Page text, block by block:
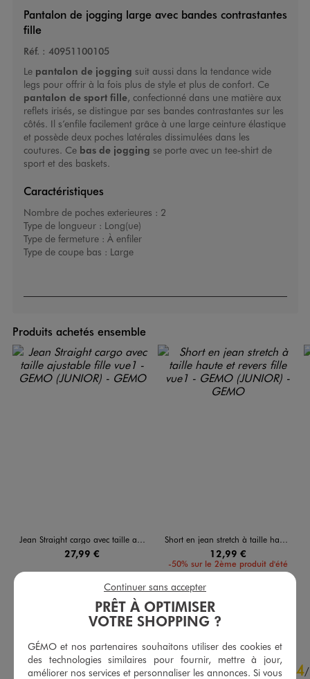
Pantalon de jogging large avec bandes contrastantes
fille
Réf. : 40951100105
Le pantalon de jogging suit aussi dans la tendance wide
legs pour offrir à la fois plus de style et plus de confort. Ce
pantalon de sport fille, confectionné dans une matière aux
reflets irisés, se distingue par ses bandes contrastantes sur les
côtés. Il s’enfile facilement grâce à une large ceinture élastique
et possède deux poches latérales dissimulées dans les
coutures. Ce bas de jogging se porte avec un tee-shirt de
sport et des baskets.
Caractéristiques
Nombre de poches exterieures : 2
Type de longueur : Long(ue)
Type de fermeture : À enfiler
Type de coupe bas : Large
Produits achetés ensemble
Jean Straight cargo avec taille ajustable fille
27,99 €
AJOUTERAU PANIER
Short en jean stretch à taille haute et revers fille
12,99 €
-50% sur le 2ème produit d'été
AJOUTER
4.4/5 4/
PRÊT À OPTIMISER
VOTRE SHOPPING ?
GÉMO et nos partenaires souhaitons utiliser des cookies et
des technologies similaires pour fournir, mettre à jour,
améliorer nos services et personnaliser les annonces. Si vous
Continuer sans accepter